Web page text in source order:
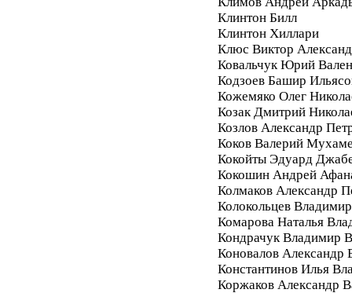
Клинтон Билл
Клинтон Хиллари
Клюс Виктор
Ковальчук Юрий
Кодзоев Башир
Кожемяко Олег
Козак Дмитрий
Козлов Александр
Коков Валерий
Кокойты Эдуард
Кокошин Андрей
Колмаков Александр
Колокольцев
Комарова Наталья
Кондрачук Владимир
Коновалов Александр
Константинов Илья
Коржаков Александр